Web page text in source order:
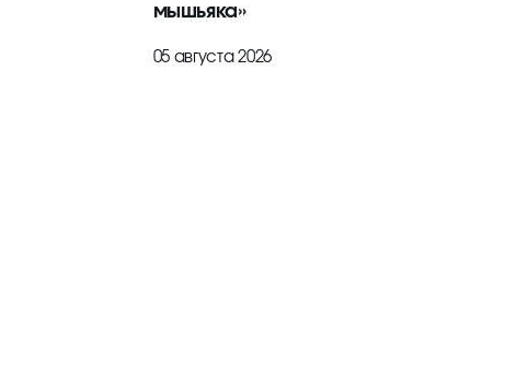
мышьяка»
05 августа 2026